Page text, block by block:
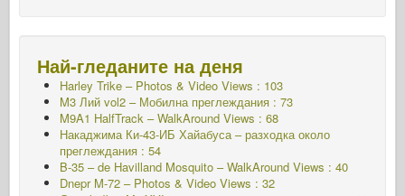
Най-гледаните на деня
Harley Trike – Photos & Video Views : 103
M3 Лий vol2 – Мобилнапреглеждания : 73
M9A1 HalfTrack – WalkAround Views : 68
Накаджима Ки-43-ИБ Хайабуса – разходка около
преглеждания : 54
B-35 – de Havilland Mosquito – WalkAround Views : 40
Dnepr M-72 – Photos & Video Views : 32